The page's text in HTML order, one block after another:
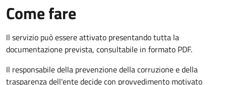
Come fare
Il servizio può essere attivato presentando tutta la
documentazione prevista, consultabile in formato PDF.
Il responsabile della prevenzione della corruzione e della
trasparenza dell'ente decide con provvedimento motivato